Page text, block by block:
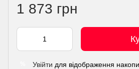
1 873 грн
Увійти для відображення